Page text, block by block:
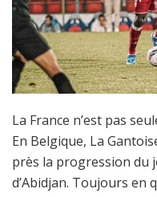
La France n’est pas
En Belgique, La
près la progression du
d’Abidjan. Toujours en